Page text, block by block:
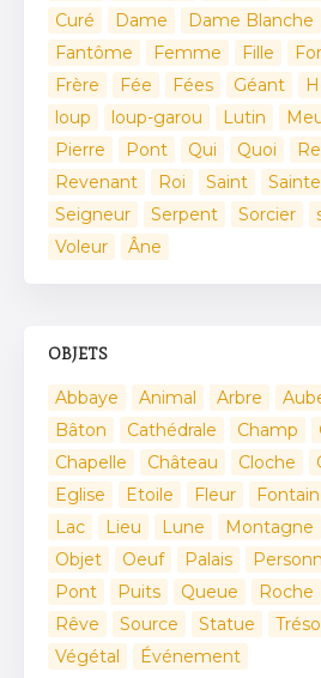
Curé
Dame Dame Blanche
Fantôme
Femme Fille
Frère
Fée Fées Géant
loup
loup-garou Lutin
Pierre
Pont Qui Quoi
Revenant
Roi Saint Sainte
Seigneur
Serpent Sorcier
Voleur
Âne
OBJETS
Abbaye Animal Arbre
Bâton
Cathédrale Champ
Chapelle
Château Cloche
Eglise
Etoile Fleur
Lac
Lieu Lune Montagne
Objet
Oeuf Palais
Pont
Puits Queue Roche
Rêve
Source Statue
Végétal
Événement